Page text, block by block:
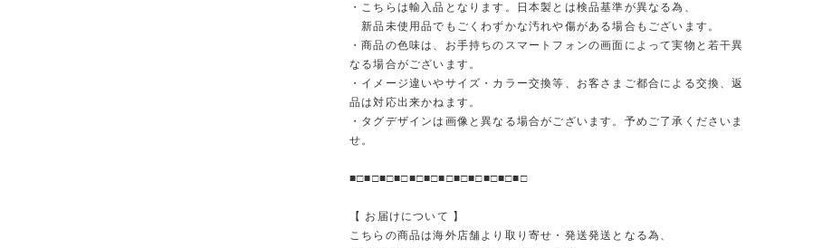
・こちらは輸入品となります。日本製とは検品基準が異なる為、
新品未使用品でもごくわずかな汚れや傷がある場合もございます。
・商品の色味は、お手持ちのスマートフォンの画面によって実物と若干異
なる場合がございます。
・イメージ違いやサイズ・カラー交換等、お客さまご都合による交換、返
品は対応出来かねます。
・タグデザインは画像と異なる場合がございます。予めご了承くださいま
せ。
■□■□■□■□■□■□■□■□■□■□■□■□
【 お届けについて 】
こちらの商品は海外店舗より取り寄せ・発送発送となる為、